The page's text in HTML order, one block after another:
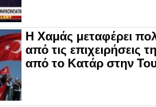
Η Χαμάς μεταφέρει
από τις επιχειρήσεις
από το Κατάρ στην